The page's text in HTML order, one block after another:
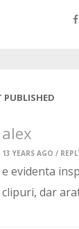
PUBLISHED
alex
13 YEARS AGO /
e evidenta
clipuri, dar